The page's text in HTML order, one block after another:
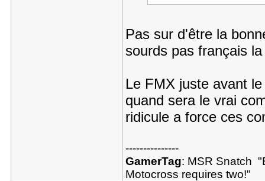
Pas sur d'être la
sourds pas français
Le FMX juste avant
quand sera le vrai
ridicule a force ces
---------------
GamerTag: MSR Snatch
Motocross requires two!"